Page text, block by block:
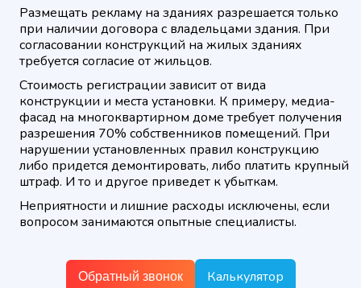
Размещать рекламу на зданиях разрешается только
при наличии договора с владельцами здания. При
согласовании конструкций на жилых зданиях
требуется согласие от жильцов.
Стоимость регистрации зависит от вида
конструкции и места установки. К примеру, медиа-
фасад на многоквартирном доме требует получения
разрешения 70% собственников помещений. При
нарушении установленных правил конструкцию
либо придется демонтировать, либо платить крупный
штраф. И то и другое приведет к убыткам.
Неприятности и лишние расходы исключены, если
вопросом занимаются опытные специалисты.
Обратный звонок Калькулятор